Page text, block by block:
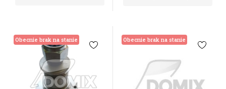
Obecnie brak na stanie Obecnie brak na stanie